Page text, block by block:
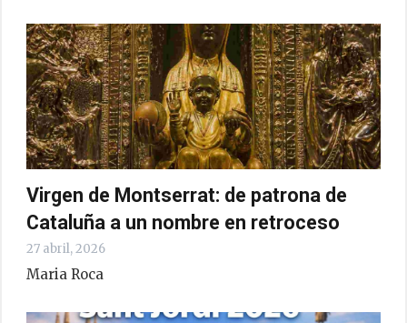
Virgen de Montserrat: de patrona de
Cataluña a un nombre en retroceso
27 abril, 2026
Maria Roca